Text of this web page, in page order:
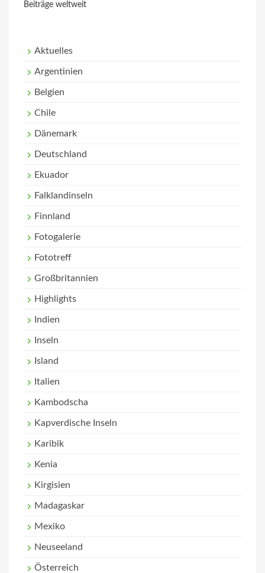
Beiträge weltweit
Aktuelles
Argentinien
Belgien
Chile
Dänemark
Deutschland
Ekuador
Falklandinseln
Finnland
Fotogalerie
Fototreff
Großbritannien
Highlights
Indien
Inseln
Island
Italien
Kambodscha
Kapverdische Inseln
Karibik
Kenia
Kirgisien
Madagaskar
Mexiko
Neuseeland
Österreich